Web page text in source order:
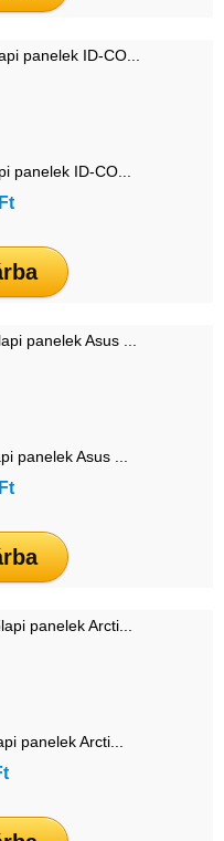
panelek ID-CO...
panelek Asus ...
panelek Arcti...